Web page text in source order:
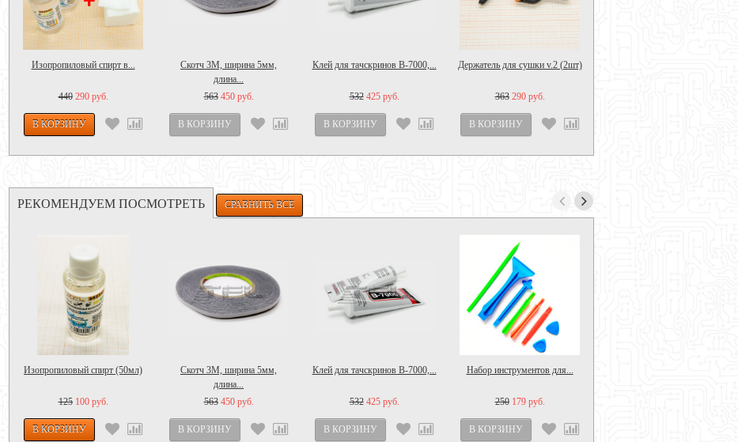
Изопропиловый спирт в...
440 290 руб.
Скотч 3M, ширина 5мм,
длина...
563 450 руб.
Клей для тачскринов B-7000,...
532 425 руб.
Держатель для сушки v.2 (2шт)
363 290 руб.
РЕКОМЕНДУЕМ ПОСМОТРЕТЬ
Изопропиловый спирт (50мл)
125 100 руб.
Скотч 3M, ширина 5мм,
длина...
563 450 руб.
Клей для тачскринов B-7000,...
532 425 руб.
Набор инструментов для...
250 179 руб.